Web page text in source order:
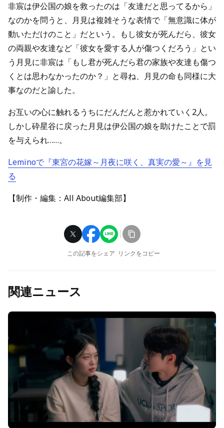
非宸は伊公国の娘を救ったのは「友達だと思ってるから」
なのかを問うと、月見は複雑そうな表情で「無意識に体が
動いただけのこと」だという。もし彼女が死んだら、彼女
の両親や友達など「彼女を愛する人が傷つくだろう」とい
う月見に非宸は「もし君が死んだら君の家族や友達も傷つ
くとは思わなかったのか？」と尋ね、月見の命も同様に大
事なのだと諭した。
お互いの心に触れるうちにだんだんと惹かれていく2人。
しかし砕星谷に戻った月見は伊公国の娘を助けたことで罰
を与えられ……。
Leminoで『東宮の花嫁～月夜に咲く、真実の愛～』を見
る
【制作・編集：All About編集部】
この記事をシェア リンクをコピー
関連ニュース